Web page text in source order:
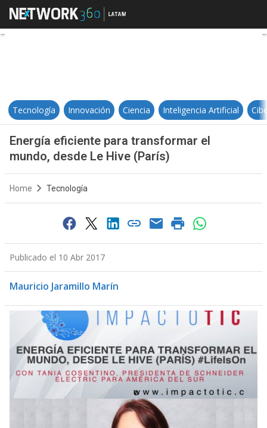
Energía eficiente para
Tecnología Innovación Ciencia Inteligencia Artificial
Energía eficiente para transformar el
mundo, desde Le Hive (París)
Home Tecnología
Publicado el 10 Abr 2017
Mauricio Jaramillo Marín